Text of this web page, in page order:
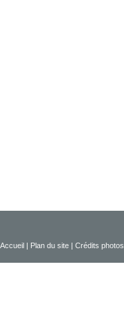
Accueil | Plan du site | Crédits photos